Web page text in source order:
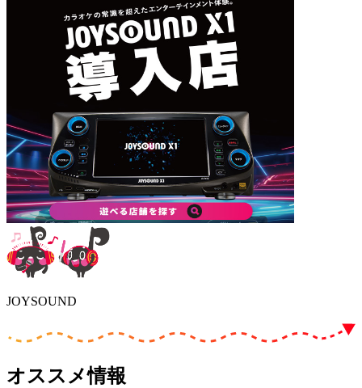
JOYSOUND
オススメ情報